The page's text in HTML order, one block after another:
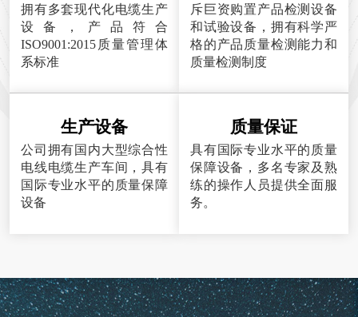
拥有多套现代化电缆生产
设备，产品符合
ISO9001:2015质量管理体
系标准
斥巨资购置产品检测设备
和试验设备，拥有科学严
格的产品质量检测能力和
质量检测制度
生产设备
公司拥有国内大型综合性
电线电缆生产车间，具有
国际专业水平的质量保障
设备
质量保证
具有国际专业水平的质量
保障设备，多名专家及熟
练的操作人员提供全面服
务。